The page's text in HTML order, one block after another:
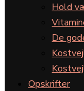
Hold
De
Opskrifter